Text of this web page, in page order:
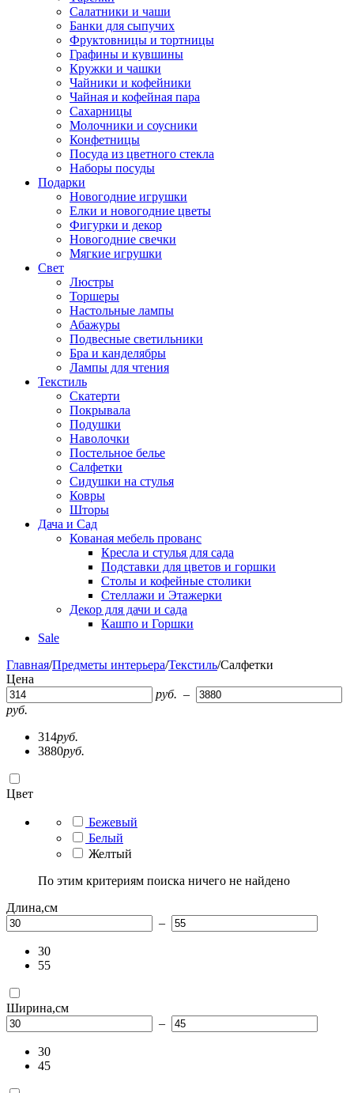
Салатники и чаши
Банки для сыпучих
Фруктовницы и тортницы
Графины и кувшины
Кружки и чашки
Чайники и кофейники
Чайная и кофейная пара
Сахарницы
Молочники и соусники
Конфетницы
Посуда из цветного стекла
Наборы посуды
Подарки
Новогодние игрушки
Елки и новогодние цветы
Фигурки и декор
Новогодние свечки
Мягкие игрушки
Свет
Люстры
Торшеры
Настольные лампы
Абажуры
Подвесные светильники
Бра и канделябры
Лампы для чтения
Текстиль
Скатерти
Покрывала
Подушки
Наволочки
Постельное белье
Салфетки
Сидушки на стулья
Ковры
Шторы
Дача и Сад
Кованая мебель прованс
Кресла и стулья для сада
Подставки для цветов и горшки
Столы и кофейные столики
Стеллажи и Этажерки
Декор для дачи и сада
Кашпо и Горшки
Sale
Главная/Предметы интерьера/Текстиль/Салфетки
Цена
руб. –
руб.
314руб.
3880руб.
Цвет
Бежевый
Белый
Желтый
По этим критериям поиска ничего не найдено
Длина,см
–
30
55
Ширина,см
–
30
45